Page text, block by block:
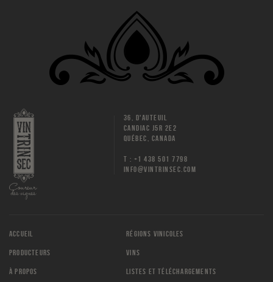
36, D'AUTEUIL
CANDIAC J5R 2E2
QUÉBEC, CANADA
T : +1 438 501 7798
INFO@VINTRINSEC.COM
ACCUEIL RÉGIONS VINICOLES
PRODUCTEURS VINS
À PROPOS LISTES ET TÉLÉCHARGEMENTS